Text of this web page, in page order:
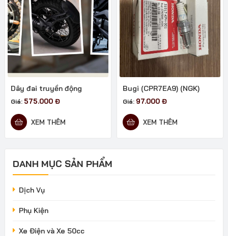
Dây đai truyền động
Giá: 575.000 Đ
XEM THÊM
Bugi (CPR7EA9) (NGK)
Giá: 97.000 Đ
XEM THÊM
DANH MỤC SẢN PHẨM
Dịch Vụ
Phụ Kiện
Xe Điện và Xe 50cc